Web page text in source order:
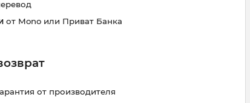
от Mono или Приват Банка
от производителя